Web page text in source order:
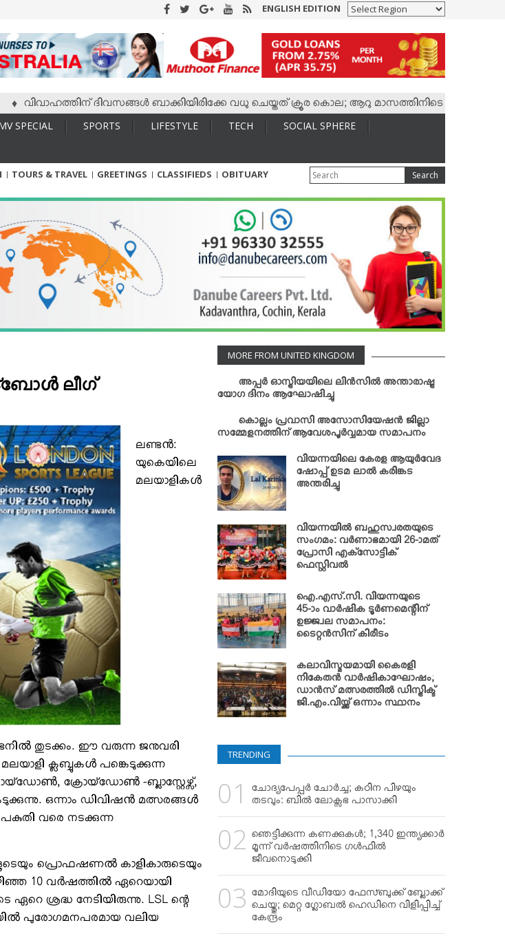
ENGLISH EDITION
ദിവസങ്ങള്‍ ബാക്കിയിരിക്കേ വധു ചെയ്തത് ക്രൂര കൊല; ആറു മാസത്തിനിടെ കാമുകനുമായി
SPECIAL SPORTS LIFESTYLE TECH
SOCIAL SPHERE
TOURS & TRAVEL GREETINGS CLASSIFIEDS OBITUARY Search
ലീഗ്
ലണ്ടൻ:
യുകെയിലെ
മലയാളികൾ
തുടക്കം. ഈ വരുന്ന ജനുവരി
ക്ലബ്ബുകൾ പങ്കെടുക്കുന്ന
ക്രോയ്ഡോൺ -ബ്ലാസ്റ്റേഴ്സ്,
ഒന്നാം ഡിവിഷൻ മത്സരങ്ങൾ
വരെ നടക്കുന്ന
പ്രൊഫഷണൽ കാളികാരുടെയും
10 വർഷത്തിൽ ഏറെയായി
ശ്രദ്ധ നേടിയിരുന്നു. LSL ന്റെ
പുരോഗമനപരമായ വലിയ
MORE FROM UNITED KINGDOM
അപ്പര്‍ ഓസ്ട്രിയയിലെ ലിന്‍സില്‍ അന്താരാഷ്ട്ര
യോഗ ദിനം ആഘോഷിച്ചു
കൊല്ലം പ്രവാസി അസോസിയേഷന്‍ ജില്ലാ
സമ്മേളനത്തിന് ആവേശപൂര്‍വ്വമായ സമാപനം
വിയന്നയിലെ കേരള ആയുര്‍വേദ
ഷോപ്പ് ഉടമ ലാല്‍ കരിങ്കട
അന്തരിച്ചു
വിയന്നയില്‍ ബഹുസ്വരതയുടെ
സംഗമം: വര്‍ണാഭമായി 26-ാമത്
പ്രോസി എക്‌സോട്ടിക്
ഫെസ്റ്റിവല്‍
ഐ.എസ്.സി. വിയന്നയുടെ
45-ാം വാര്‍ഷിക ടൂര്‍ണമെന്റിന്
ഉജ്ജ്വല സമാപനം:
ടൈറ്റന്‍സിന് കിരീടം
കലാവിസ്മയമായി കൈരളി
നികേതന്‍ വാര്‍ഷികാഘോഷം;
ഡാന്‍സ് മത്സരത്തില്‍ ഡിസ്ട്രിക്ട്
ജി.എം.വിയ്ക്ക് ഒന്നാം സ്ഥാനം
TRENDING
ചോദ്യപേപ്പര്‍ ചോര്‍ച്ച; കഠിന പിഴയും
തടവും: ബില്‍ ലോക്സഭ പാസാക്കി
ഞെട്ടിക്കുന്ന കണക്കുകള്‍; 1,340 ഇന്ത്യക്കാര്‍
മൂന്ന് വര്‍ഷത്തിനിടെ ഗള്‍ഫില്‍
ജീവനൊടുക്കി
മോദിയുടെ വീഡിയോ ഫേസ്ബുക്ക് ബ്ലോക്ക്
ചെയ്തു; മെറ്റ ഗ്ലോബല്‍ ഹെഡിനെ വിളിപ്പിച്ച്
കേന്ദ്രം